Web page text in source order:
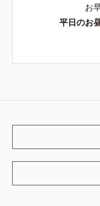
お
平日のお